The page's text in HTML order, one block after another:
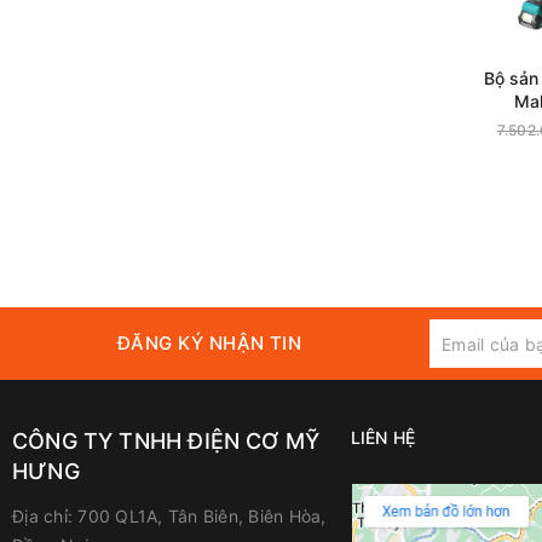
Bộ
ĐĂNG KÝ NHẬN TIN
CÔNG TY TNHH ĐIỆN CƠ MỸ
HƯNG
Địa chỉ: 700 QL1A, Tân Biên, Biên Hòa,
LIÊN HỆ